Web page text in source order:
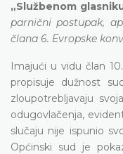
„Službenom
parnični postupak,
člana 6. Evropske
Imajući u vidu član
propisuje dužnost
zloupotrebljavaju
odugovlačenja,
slučaju nije ispunio
Općinski sud je